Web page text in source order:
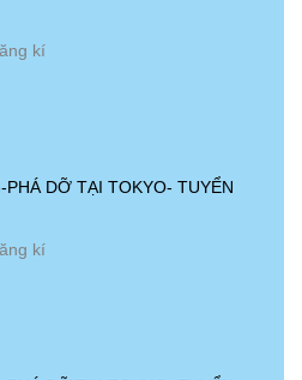
kí
DỠ TẠI TOKYO- TUYỂN
kí